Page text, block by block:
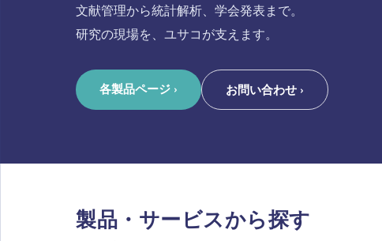
文献管理から統計解析、学会発表まで。
研究の現場を、ユサコが支えます。
各製品ページ › お問い合わせ ›
製品・サービスから探す